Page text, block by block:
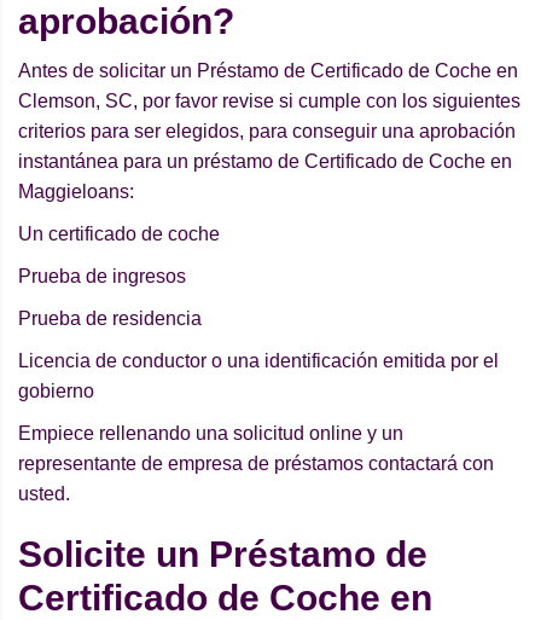
aprobación?
Antes de solicitar un Préstamo de Certificado de Coche en
Clemson, SC, por favor revise si cumple con los siguientes
criterios para ser elegidos, para conseguir una aprobación
instantánea para un préstamo de Certificado de Coche en
Maggieloans:
Un certificado de coche
Prueba de ingresos
Prueba de residencia
Licencia de conductor o una identificación emitida por el
gobierno
Empiece rellenando una solicitud online y un
representante de empresa de préstamos contactará con
usted.
Solicite un Préstamo de
Certificado de Coche en